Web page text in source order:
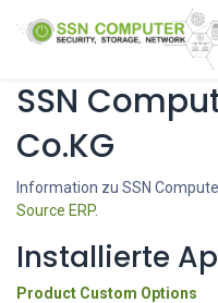
SSN
Co.KG
Information zu SSN
Source ERP.
Installierte
Product Custom Options